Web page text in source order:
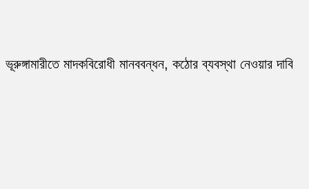
ভূরুঙ্গামারীতে মাদকবিরোধী মানববন্ধন, কঠোর ব্যবস্থা নেওয়ার দাবি